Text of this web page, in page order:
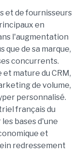
et de fournisseurs
en
l'augmentation
de sa marque,
concurrents.
mature du CRM,
de volume,
personnalisé.
français du
bases d'une
et
redressement